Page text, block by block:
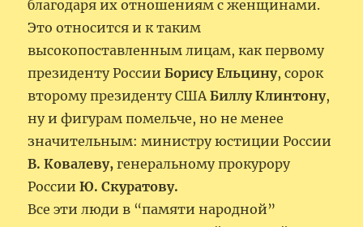
благодаря их отношениям с женщинами.
Это относится и к таким
высокопоставленным лицам, как первому
президенту РоссииБорису Ельцину, сорок
второму президенту СШАБиллу Клинтону,
ну и фигурам помельче, но не менее
значительным: министру юстиции России
В. Ковалеву, генеральному прокурору
РоссииЮ. Скуратову.
Все эти люди в “памяти народной”